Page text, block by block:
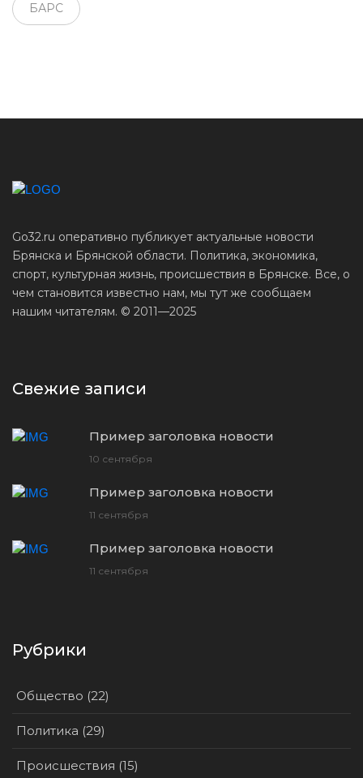
БАРС
Go32.ru оперативно публикует актуальные новости
Брянска и Брянской области. Политика, экономика,
спорт, культурная жизнь, происшествия в Брянске. Все, о
чем становится известно нам, мы тут же сообщаем
нашим читателям. © 2011—2025
Свежие записи
Пример заголовка новости
10 сентября
Пример заголовка новости
11 сентября
Пример заголовка новости
11 сентября
Рубрики
Общество (22)
Политика (29)
Происшествия (15)